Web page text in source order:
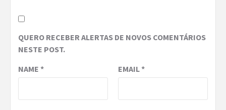
QUERO RECEBER ALERTAS DE NOVOS COMENTÁRIOS
NESTE POST.
NAME * EMAIL*